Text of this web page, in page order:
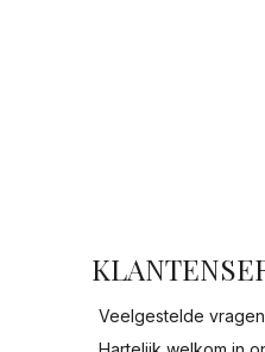
Veelgestelde vragen